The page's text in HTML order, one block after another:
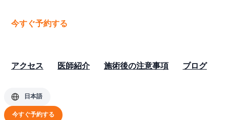
今すぐ予約する
アクセス 医師紹介 施術後の注意事項 ブログ
日本語
今すぐ予約する